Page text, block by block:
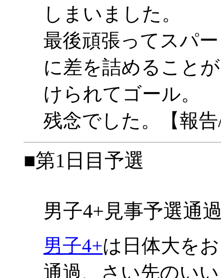
しまいました。
最後頑張ってスパ
に差を詰めること
けられてゴール。
残念でした。【報
■第1日目予選
男子4+見事予選通
男子4+は日体大を
通過、さい先のい